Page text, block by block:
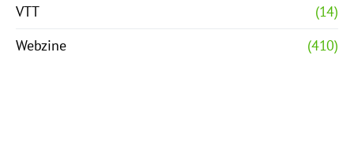
VTT
(14)
Webzine
(410)